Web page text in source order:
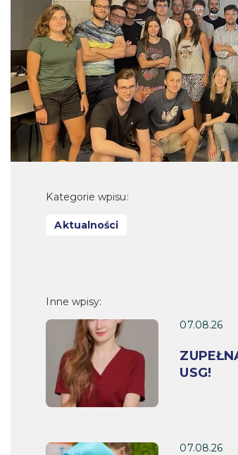
Kategorie wpisu:
Aktualności
Inne wpisy:
07.08.26
USG!
07.08.26